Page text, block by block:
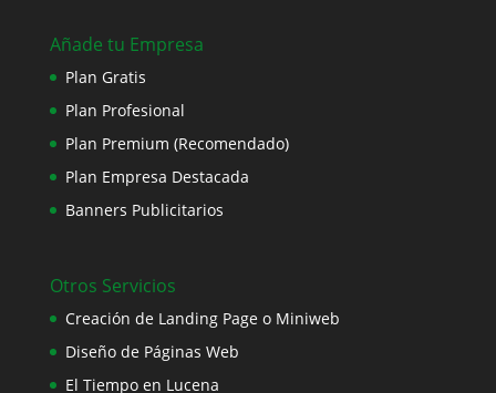
Añade tu Empresa
Plan Gratis
Plan Profesional
Plan Premium (Recomendado)
Plan Empresa Destacada
Banners Publicitarios
Otros Servicios
Creación de Landing Page o Miniweb
Diseño de Páginas Web
El Tiempo en Lucena